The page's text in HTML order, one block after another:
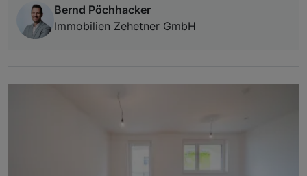
Bernd Pöchhacker
Immobilien Zehetner GmbH